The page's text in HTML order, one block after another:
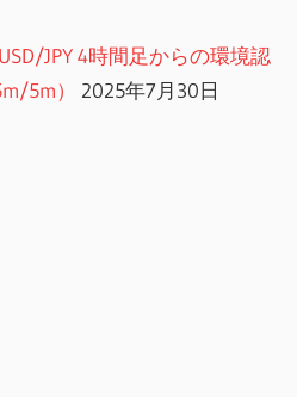
JPY 4時間足からの環境認
5m）
2025年7月30日